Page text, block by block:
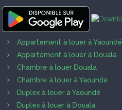
Appartement à louer à Yaoundé
Appartement à louer à Douala
Chambre à louer Douala
Chambre à louer à Yaoundé
Duplex à louer à Yaoundé
Duplex à louer à Douala